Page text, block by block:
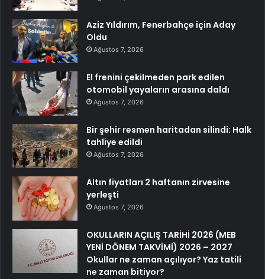
Aziz Yıldırım, Fenerbahçe için Aday
Oldu
Ağustos 7, 2026
El frenini çekilmeden park edilen
otomobil yayaların arasına daldı
Ağustos 7, 2026
Bir şehir resmen haritadan silindi: Halk
tahliye edildi
Ağustos 7, 2026
Altın fiyatları 2 haftanın zirvesine
yerleşti
Ağustos 7, 2026
OKULLARIN AÇILIŞ TARİHİ 2026 (MEB
YENİ DÖNEM TAKVİMİ) 2026 – 2027
Okullar ne zaman açılıyor? Yaz tatili
ne zaman bitiyor?